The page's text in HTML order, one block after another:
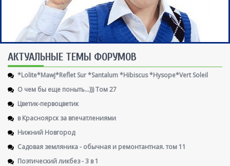
AКТУАЛЬНЫЕ ТЕМЫ ФОРУМОВ
*Lolite*Mawj*Reflet Sur *Santalum *Hibiscus *Hysope*Vert Soleil
О чем бы еще поныть...))) Том 27
Цветик-первоцветик
в Красноярск за впечатлениями
Нижний Новгород
Садовая земляника - обычная и ремонтантная. том 11
Поэтический ликбез - 3 в 1